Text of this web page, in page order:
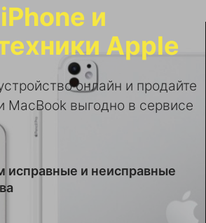
и
Apple
онлайн и продайте
MacBook выгодно в сервисе
исправные и неисправные